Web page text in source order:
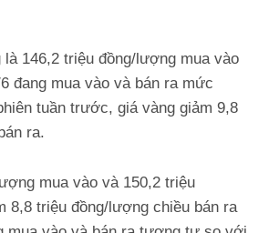
146,2 triệu đồng/lượng mua vào
đang mua vào và bán ra mức
tuần trước, giá vàng giảm 9,8
ra.
mua vào và 150,2 triệu
8,8 triệu đồng/lượng chiều bán ra